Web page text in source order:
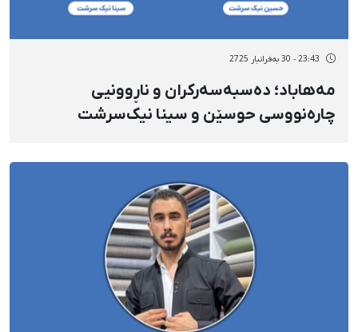
23:43 - 30 بەفرانبار 2725
مەهاباد؛ دەسبەسەرکران و ناڕوونیی
چارەنووسی حوسێن و سینا نیک‌سرشت